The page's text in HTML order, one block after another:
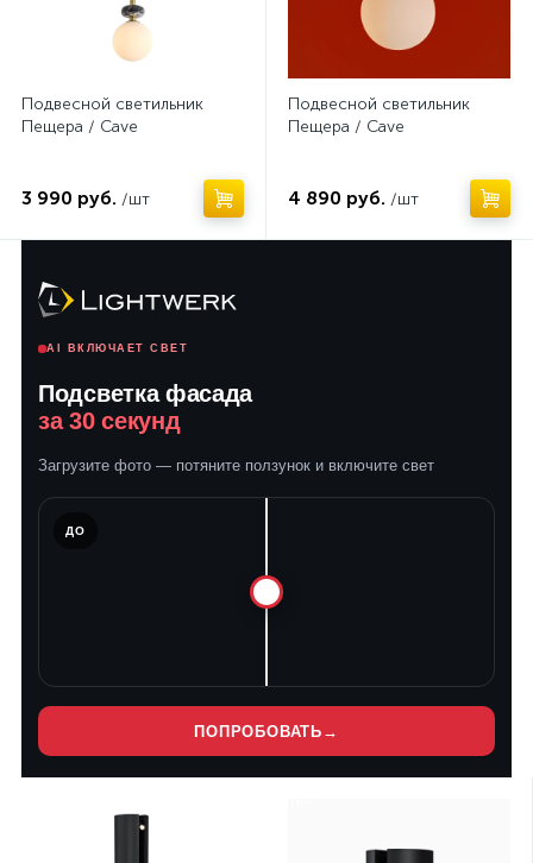
Подвесной светильник
Пещера / Cave
3 990 руб. /шт
Подвесной светильник
Пещера / Cave
4 890 руб. /шт
AI ВКЛЮЧАЕТ СВЕТ
Подсветка фасада
за 30 секунд
Загрузите фото — потяните ползунок и включите свет
ДО
ПОПРОБОВАТЬ →